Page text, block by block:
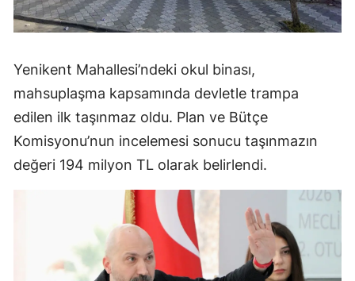
Yenikent Mahallesi’ndeki okul binası,
mahsuplaşma kapsamında devletle trampa
edilen ilk taşınmaz oldu. Plan ve Bütçe
Komisyonu’nun incelemesi sonucu taşınmazın
değeri 194 milyon TL olarak belirlendi.